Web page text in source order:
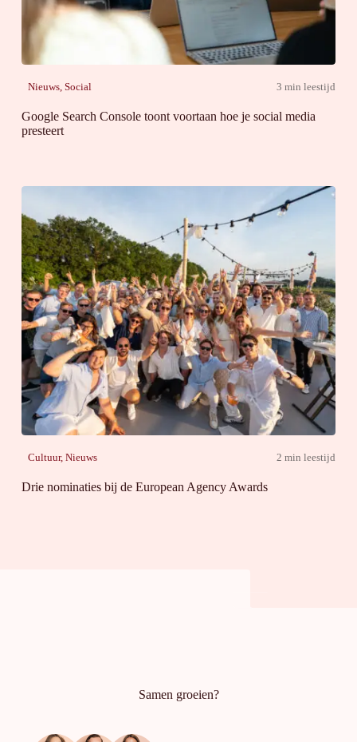
Nieuws, Social 3 min leestijd
Google Search Console toont voortaan hoe je social media
presteert
Cultuur, Nieuws 2 min leestijd
Drie nominaties bij de European Agency Awards
Samen groeien?